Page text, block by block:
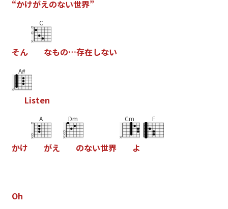
“かけがえのない世界”
そん
C
なもの…存在しない
A#
Listen
かけ
A
がえ
Dm
のない世界
Cm
よ
F
Oh